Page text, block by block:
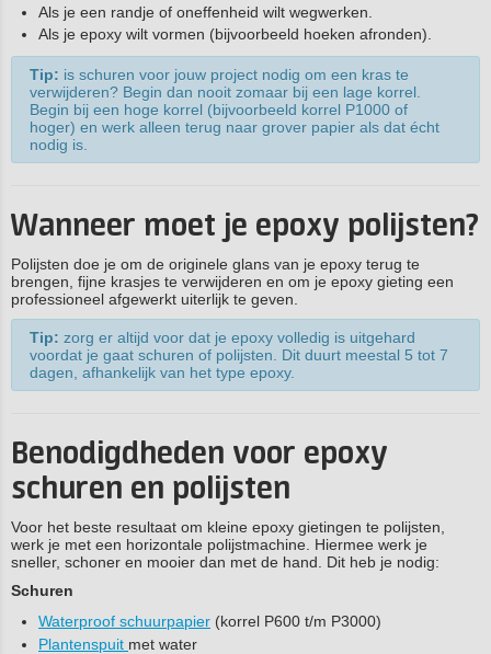
Als je een randje of oneffenheid wilt wegwerken.
Als je epoxy wilt vormen (bijvoorbeeld hoeken afronden).
Tip: is schuren voor jouw project nodig om een kras te
verwijderen? Begin dan nooit zomaar bij een lage korrel.
Begin bij een hoge korrel (bijvoorbeeld korrel P1000 of
hoger) en werk alleen terug naar grover papier als dat écht
nodig is.
Wanneer moet je epoxy polijsten?
Polijsten doe je om de originele glans van je epoxy terug te
brengen, fijne krasjes te verwijderen en om je epoxy gieting een
professioneel afgewerkt uiterlijk te geven.
Tip: zorg er altijd voor dat je epoxy volledig is uitgehard
voordat je gaat schuren of polijsten. Dit duurt meestal 5 tot 7
dagen, afhankelijk van het type epoxy.
Benodigdheden voor epoxy
schuren en polijsten
Voor het beste resultaat om kleine epoxy gietingen te polijsten,
werk je met een horizontale polijstmachine. Hiermee werk je
sneller, schoner en mooier dan met de hand. Dit heb je nodig:
Schuren
Waterproof schuurpapier (korrel P600 t/m P3000)
Plantenspuit met water